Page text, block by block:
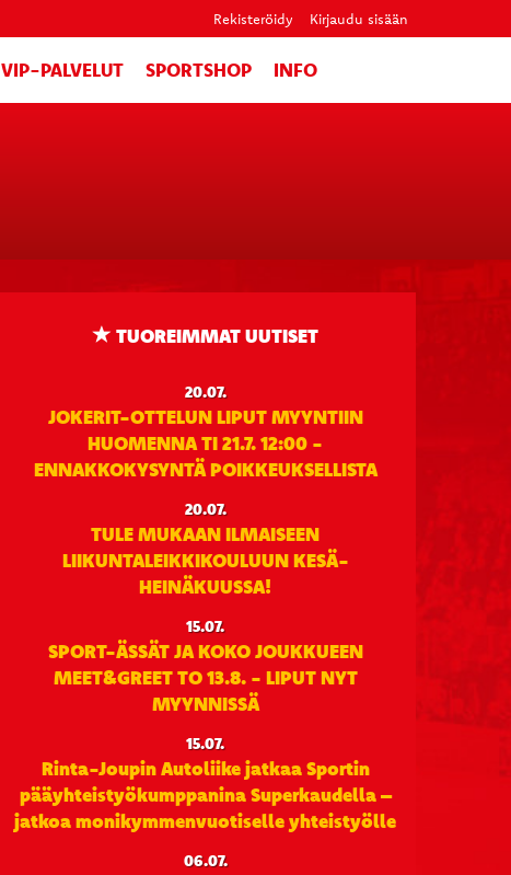
Rekisteröidy Kirjaudu sisään
VIP-PALVELUT SPORTSHOP INFO
TUOREIMMAT UUTISET
20.07.
JOKERIT-OTTELUN LIPUT MYYNTIIN
HUOMENNA TI 21.7. 12:00 -
ENNAKKOKYSYNTÄ POIKKEUKSELLISTA
20.07.
TULE MUKAAN ILMAISEEN
LIIKUNTALEIKKIKOULUUN KESÄ-
HEINÄKUUSSA!
15.07.
SPORT-ÄSSÄT JA KOKO JOUKKUEEN
MEET&GREET TO 13.8. - LIPUT NYT
MYYNNISSÄ
15.07.
Rinta-Joupin Autoliike jatkaa Sportin
pääyhteistyökumppanina Superkaudella –
jatkoa monikymmenvuotiselle yhteistyölle
06.07.